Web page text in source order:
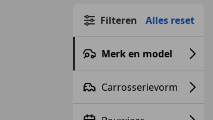
Filteren Alles reset
Merk en model
Carrosserievorm